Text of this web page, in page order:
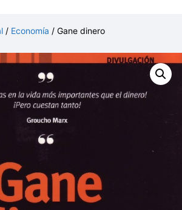
/ Economía / Gane dinero